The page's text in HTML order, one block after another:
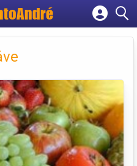
empresa
conta